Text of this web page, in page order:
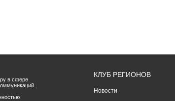
в сфере
КЛУБ РЕГИОНОВ
Новости